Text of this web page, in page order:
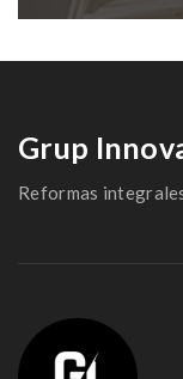
Grup
Reformas